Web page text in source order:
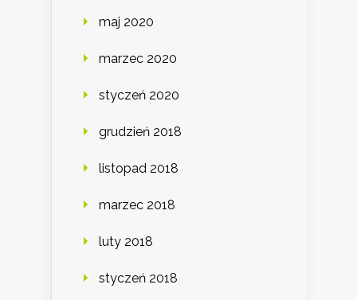
maj 2020
marzec 2020
styczeń 2020
grudzień 2018
listopad 2018
marzec 2018
luty 2018
styczeń 2018